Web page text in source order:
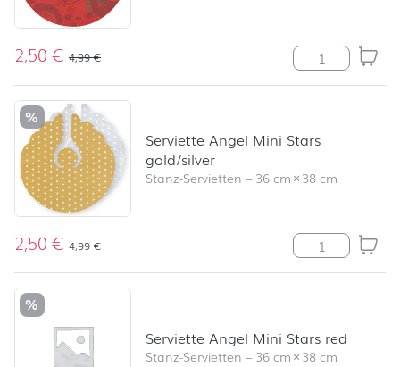
2,50€ 4,99€ Serviette
%
Serviette Angel Mini Stars
gold/silver
Stanz-Servietten –36 cm×38 cm
2,50€ 4,99€ Serviette
%
Serviette Angel Mini Stars red
Stanz-Servietten –36 cm×38 cm